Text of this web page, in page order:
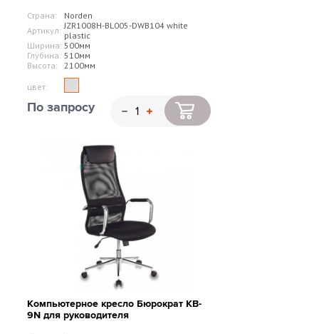
Страна:
Norden
Артикул: JZR1008H-BL005-DWB104 white
plastic
Ширина: 500мм
Глубина: 510мм
Высота:
2100мм
цвет:
По запросу
Компьютерное кресло Бюрократ KB-
9N для руководителя